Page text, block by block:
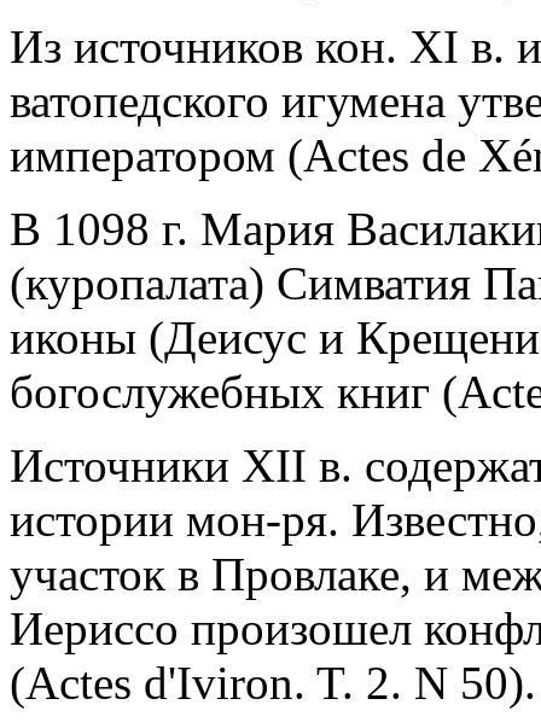
Из источников кон. XI в.
ватопедского игумена
императором (Actes de
В 1098 г. Мария
(куропалата) Симватия
иконы (Деисус и
богослужебных книг
Источники XII в.
истории мон-ря.
участок в Провлаке, и
Иериссо произошел
(Actes d'Iviron. T. 2. N 50).